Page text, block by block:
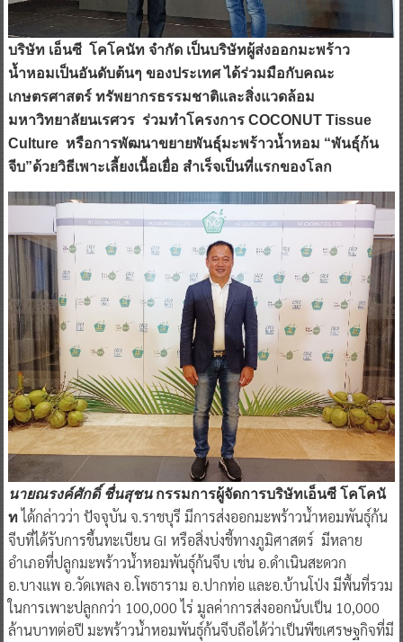
บริษัท เอ็นซี โคโคนัท จำกัด เป็นบริษัทผู้ส่งออกมะพร้าว
น้ำหอมเป็นอันดับต้นๆ ของประเทศ ได้ร่วมมือกับคณะ
เกษตรศาสตร์ ทรัพยากรธรรมชาติและสิ่งแวดล้อม
มหาวิทยาลัยนเรศวร ร่วมทำโครงการ COCONUT Tissue
Culture หรือการพัฒนาขยายพันธุ์มะพร้าวน้ำหอม “พันธุ์ก้น
จีบ”ด้วยวิธีเพาะเลี้ยงเนื้อเยื่อ สำเร็จเป็นที่แรกของโลก
นายณรงค์ศักดิ์ ชื่นสุชน กรรมการผู้จัดการบริษัทเอ็นซี โคโคนั
ทได้กล่าวว่า ปัจจุบัน จ.ราชบุรี มีการส่งออกมะพร้าวน้ำหอมพันธุ์ก้น
จีบที่ได้รับการขึ้นทะเบียน GI หรือสิ่งบ่งชี้ทางภูมิศาสตร์ มีหลาย
อำเภอที่ปลูกมะพร้าวน้ำหอมพันธุ์ก้นจีบ เช่น อ.ดำเนินสะดวก
อ.บางแพ อ.วัดเพลง อ.โพธาราม อ.ปากท่อ และอ.บ้านโป่ง มีพื้นที่รวม
ในการเพาะปลูกกว่า 100,000 ไร่ มูลค่าการส่งออกนับเป็น 10,000
ล้านบาทต่อปี มะพร้าวน้ำหอมพันธุ์ก้นจีบถือได้ว่าเป็นพืชเศรษฐกิจที่มี